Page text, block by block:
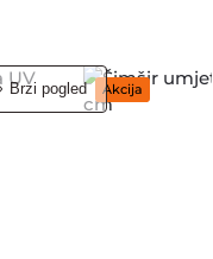
Brzi pogled Akcija